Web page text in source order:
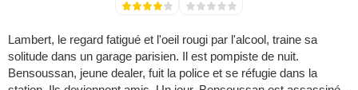
Lambert, le regard fatigué et l'oeil rougi par l'alcool, traine sa
solitude dans un garage parisien. Il est pompiste de nuit.
Bensoussan, jeune dealer, fuit la police et se réfugie dans la